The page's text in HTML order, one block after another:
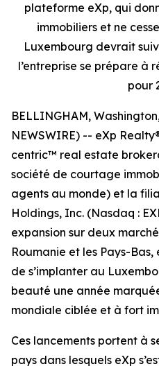
plateforme eXp, qui
immobiliers et ne
Luxembourg devrait
l’entreprise se prépare à
pour
BELLINGHAM,
NEWSWIRE) -- eXp
centric™ real estate
société de courtage
agents au monde) et la
Holdings, Inc. (Nasdaq :
expansion sur deux
Roumanie et les Pays-
de s’implanter au
beauté une année
mondiale ciblée et à fort
Ces lancements portent à
pays dans lesquels eXp